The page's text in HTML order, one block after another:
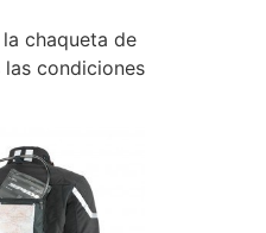
chaqueta de
condiciones